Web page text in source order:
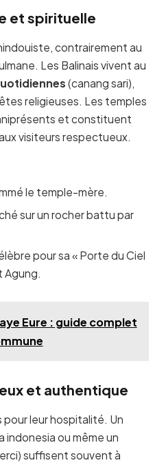
et spirituelle
contrairement au
Les Balinais vivent au
(canang sari),
religieuses. Les temples
et constituent
visiteurs respectueux.
le temple-mère.
sur un rocher battu par
pour sa « Porte du Ciel
Agung.
Eure : guide complet
et authentique
leur hospitalité. Un
indonesia ou même un
suffisent souvent à